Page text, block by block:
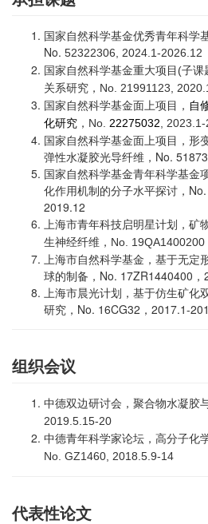
国家自然科学基金优秀青年科学
No. 52322306, 2024.1-2026.12
国家自然科学基金重大项目(子
关系研究，No. 21991123,
国家自然科学基金面上项目， 自
化研究 ， No. 22275032,
国家自然科学基金面上项目，形
弹性水凝胶光导纤维，No.
国家自然科学基金青年科学基金
化作用机制的分子水平探讨，
2019.12
上海市青年科技启明星计划，矿
生神经纤维，No.
上海市自然科学基金，基于无定
球的制备，No. 17ZR1440400
上海市晨光计划，基于仿生矿化
研究，No. 16CG32，2017.1-
组织会议
中德双边研讨会，聚合物水凝胶
2019.5.15-20
中德青年科学家论坛，高分子化
No. GZ1460, 2018.5.9-14
代表性论文